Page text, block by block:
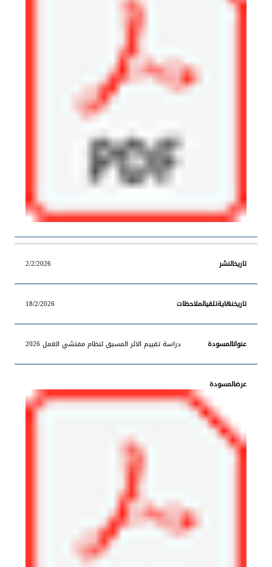
2/2/2026
18/2/2026
دراسة تقييم الاثر المسبق لنظام مفتشي العمل 2026